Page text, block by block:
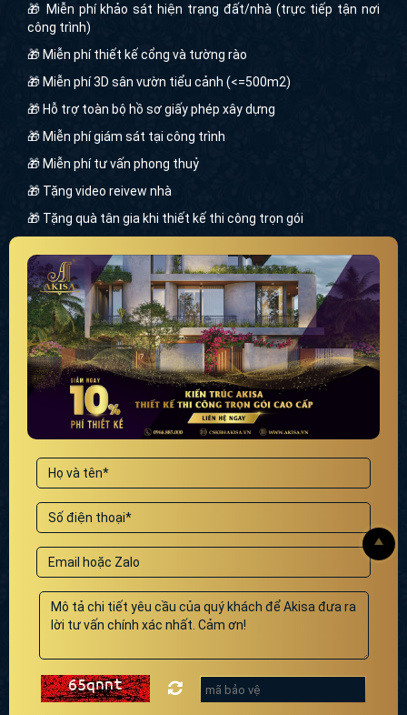
Với thiết kế 2 mặt tiền thông thoáng, biệt thự phô diễn trọn
vẹn vẻ đẹp sang trọng, tinh tế của kiến trúc tân cổ điển. Hai
mặt tiền thiết kế đơn giản, đồng nhất nhưng vẫn mang dấu
ấn riêng, không trộn lẫn. Sảnh chính thanh thoát với hệ cột
Phối cảnh tổng thể thiết kế sân vườn của biệt thự phong
cách tân cổ điển Pháp đẹp
Phần lớn diện tích khu đất dành thiết kế biệt thự BT22434
AKISA vẫn khéo léo tận dụng từng khoảng trống để thiết kế
sân vườn, tiểu cảnh mang tới bầu không khí trong lành, xanh
mát. Gara xe bố trí riêng biệt với mái che nhựa trong suốt
tạo cảm giác thông thoáng, không che lấp vẻ đẹp ngoại
thất của biệt thự.
🎁 Miễn phí khảo sát hiện trạng đất/nhà (trực tiếp tận nơi
công trình)
🎁 Miễn phí thiết kế cổng và tường rào
🎁 Miễn phí 3D sân vườn tiểu cảnh (<=500m2)
🎁 Hỗ trợ toàn bộ hồ sơ giấy phép xây dựng
🎁 Miễn phí giám sát tại công trình
🎁 Miễn phí tư vấn phong thuỷ
🎁 Tặng video reivew nhà
🎁 Tặng quà tân gia khi thiết kế thi công trọn gói